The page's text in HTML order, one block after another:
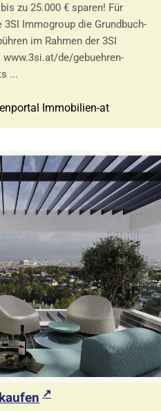
zu 25.000 € sparen! Für
Immogroup die Grundbuch-
im Rahmen der 3SI
de/gebuehren-
...
Immobilien-at